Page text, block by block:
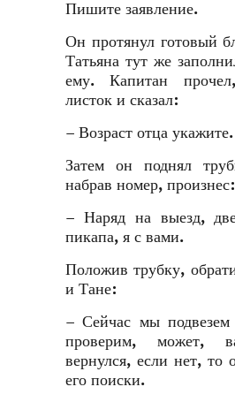
Пишите заявление.
Он протянул готовый
Татьяна тут же
ему. Капитан
листок и сказал:
– Возраст отца укажите.
Затем он поднял
набрав номер, произнес:
– Наряд на выезд,
пикапа, я с вами.
Положив трубку,
и Тане:
– Сейчас мы
проверим, может,
вернулся, если нет, то
его поиски.